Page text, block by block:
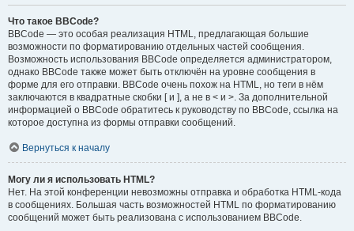
Что такое BBCode?
BBCode — это особая реализация HTML, предлагающая большие
возможности по форматированию отдельных частей сообщения.
Возможность использования BBCode определяется администратором,
однако BBCode также может быть отключён на уровне сообщения в
форме для его отправки. BBCode очень похож на HTML, но теги в нём
заключаются в квадратные скобки [ и ], а не в < и >. За дополнительной
информацией о BBCode обратитесь к руководству по BBCode, ссылка на
которое доступна из формы отправки сообщений.
Вернуться к началу
Могу ли я использовать HTML?
Нет. На этой конференции невозможны отправка и обработка HTML-кода
в сообщениях. Большая часть возможностей HTML по форматированию
сообщений может быть реализована с использованием BBCode.